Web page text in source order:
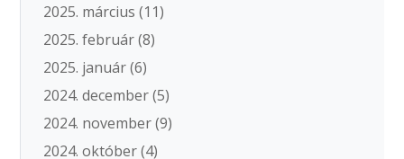
2025. március (11)
2025. február(8)
2025. január(6)
2024. december(5)
2024. november(9)
2024. október(4)